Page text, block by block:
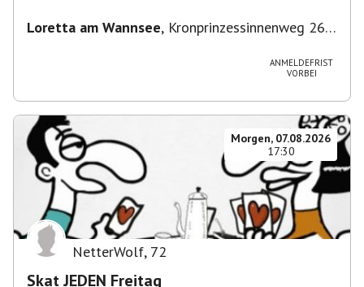
Loretta am Wannsee, Kronprinzessinnenweg 260,
ANMELDEFRIST
VORBEI
Morgen, 07.08.2026
17:30
NetterWolf, 72
Skat JEDEN Freitag